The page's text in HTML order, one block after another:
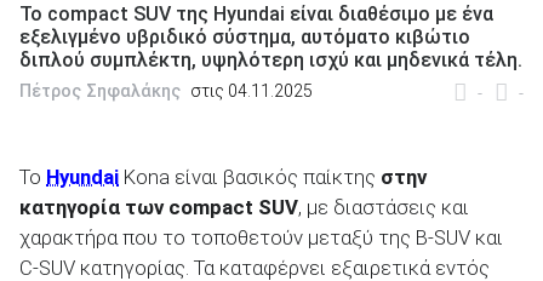
βρες το!
Καινούρια
Το compact SUV της Hyundai είναι διαθέσιμο με ένα
εξελιγμένο υβριδικό σύστημα, αυτόματο κιβώτιο
διπλού συμπλέκτη, υψηλότερη ισχύ και μηδενικά τέλη.
- -
Πέτρος Σηφαλάκης στις 04.11.2025
Το Hyundai Kona είναι βασικός παίκτης στην
κατηγορία των compact SUV, με διαστάσεις και
χαρακτήρα που το τοποθετούν μεταξύ της B-SUV και
C-SUV κατηγορίας. Τα καταφέρνει εξαιρετικά εντός